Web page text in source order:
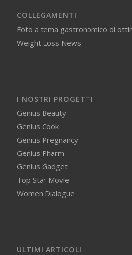
COLLEGAMENTI
Foto a tema gastronomico di
Weight Loss News
I NOSTRI PROGETTI
Genius Beauty
Genius Cook
Genius Pregnancy
Genius Pharm
Genius Gadget
Top Star Movie
Women Dialogue
ULTIMI ARTICOLI